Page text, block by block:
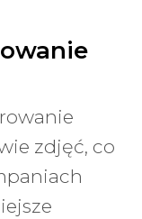
zdjęć, co